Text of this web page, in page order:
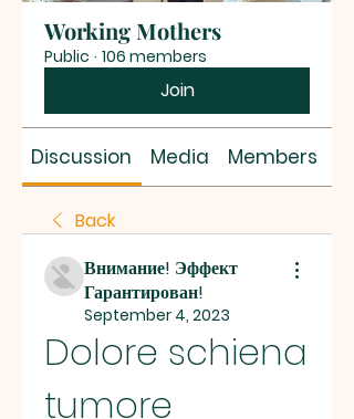
Working Mothers
Public · 106 members
Join
Discussion Media Members
Back
Внимание! Эффект
Гарантирован!
September 4, 2023
Dolore schiena
tumore